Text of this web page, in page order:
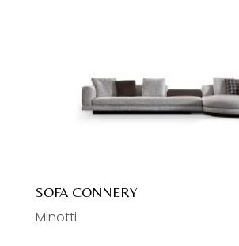
SOFA CONNERY
Minotti